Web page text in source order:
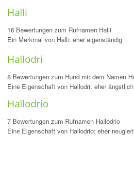
Halli
16 Bewertungen zum Rufnamen Halli
Ein Merkmal von Halli: eher eigenständig
Hallodri
8 Bewertungen zum Hund mit dem Namen
Eine Eigenschaft von Hallodri: eher ängstlich
Hallodrio
7 Bewertungen zum Rufnamen Hallodrio
Eine Eigenschaft von Hallodrio: eher